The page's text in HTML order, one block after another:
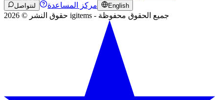
لنتواصل مركز المساعدة English
حقوق النشر © 2026 igitems - جميع الحقوق محفوظة